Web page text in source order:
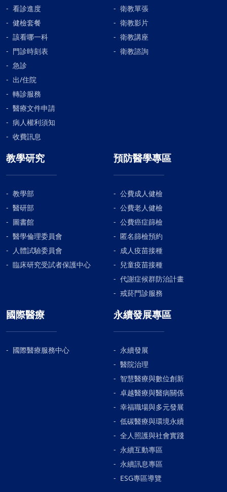
看診進度
健檢套餐
該看哪一科
門診時刻表
急診
出/住院
轉診服務
醫療文件申請
病人權利須知
收費訊息
衛教單張
衛教影片
衛教講座
衛教諮詢
教學研究
教學部
醫研部
圖書館
醫學倫理委員會
人體試驗委員會
臨床研究受試者保護中心
預防醫學專區
公費成人健檢
公費老人健檢
公費癌症篩檢
匿名篩檢預約
成人疫苗接種
兒童疫苗接種
代謝症候群防治計畫
戒菸門診服務
國際醫療
國際醫療服務中心
永續發展專區
永續發展
醫院治理
智慧醫療與數位創新
卓越醫療與醫病關係
幸福職場與多元發展
低碳醫療與環境永續
全人照護與社會實踐
永續互動專區
永續訊息專區
ESG專區導覽